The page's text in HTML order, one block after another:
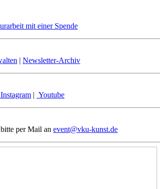
mit einer Spende
| Newsletter-Archiv
Instagram | Youtube
per Mail an event@vku-kunst.de